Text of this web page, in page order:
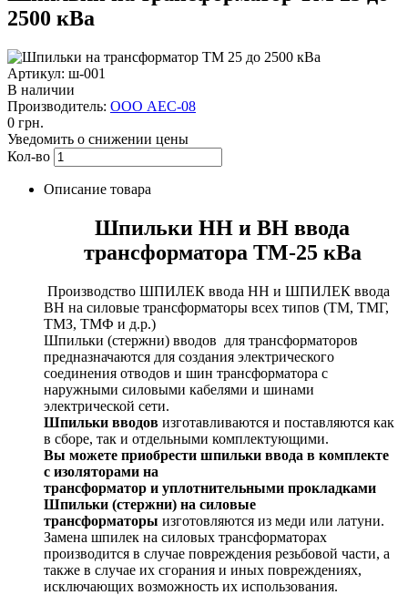
2500 кВа
Артикул: ш-001
В наличии
Производитель: ООО АЕС-08
0 грн.
Уведомить о снижении цены
Кол-во
Описание товара
Шпильки НН и ВН ввода
трансформатора ТМ-25 кВа
Производство ШПИЛЕК ввода НН и ШПИЛЕК ввода
ВН на силовые трансформаторы всех типов (ТМ, ТМГ,
ТМЗ, ТМФ и д.р.)
Шпильки (стержни) вводов для трансформаторов
предназначаются для создания электрического
соединения отводов и шин трансформатора с
наружными силовыми кабелями и шинами
электрической сети.
Шпильки вводов изготавливаются и поставляются как
в сборе, так и отдельными комплектующими.
Вы можете приобрести шпильки ввода в комплекте
с изоляторами на
трансформатор и уплотнительными прокладками
Шпильки (стержни) на силовые
трансформаторы изготовляются из меди или латуни.
Замена шпилек на силовых трансформаторах
производится в случае повреждения резьбовой части, а
также в случае их сгорания и иных повреждениях,
исключающих возможность их использования.